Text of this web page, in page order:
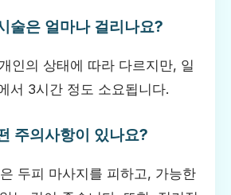
술은 얼마나 걸리나요?
인의 상태에 따라 다르지만, 일
서 3시간 정도 소요됩니다.
주의사항이 있나요?
두피 마사지를 피하고, 가능한